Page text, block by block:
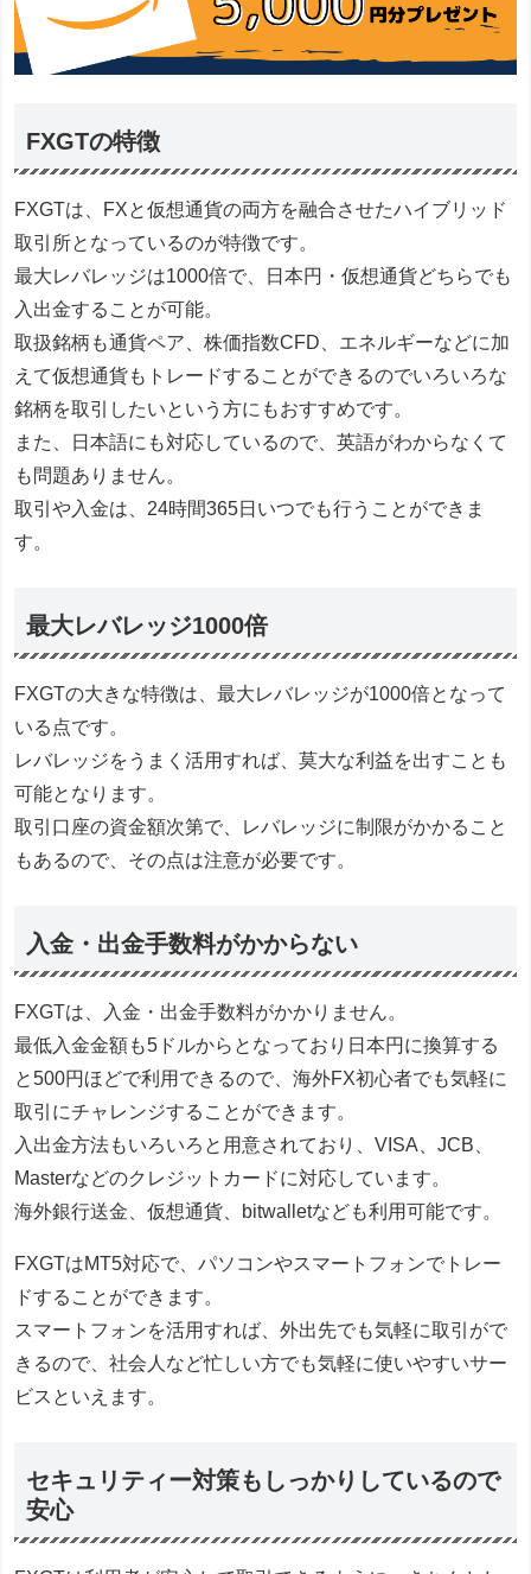
FXGTの特徴
FXGTは、FXと仮想通貨の両方を融合させたハイブリッド
取引所となっているのが特徴です。
最大レバレッジは1000倍で、日本円・仮想通貨どちらでも
入出金することが可能。
取扱銘柄も通貨ペア、株価指数CFD、エネルギーなどに加
えて仮想通貨もトレードすることができるのでいろいろな
銘柄を取引したいという方にもおすすめです。
また、日本語にも対応しているので、英語がわからなくて
も問題ありません。
取引や入金は、24時間365日いつでも行うことができま
す。
最大レバレッジ1000倍
FXGTの大きな特徴は、最大レバレッジが1000倍となって
いる点です。
レバレッジをうまく活用すれば、莫大な利益を出すことも
可能となります。
取引口座の資金額次第で、レバレッジに制限がかかること
もあるので、その点は注意が必要です。
入金・出金手数料がかからない
FXGTは、入金・出金手数料がかかりません。
最低入金金額も5ドルからとなっており日本円に換算する
と500円ほどで利用できるので、海外FX初心者でも気軽に
取引にチャレンジすることができます。
入出金方法もいろいろと用意されており、VISA、JCB、
Masterなどのクレジットカードに対応しています。
海外銀行送金、仮想通貨、bitwalletなども利用可能です。
FXGTはMT5対応で、パソコンやスマートフォンでトレー
ドすることができます。
スマートフォンを活用すれば、外出先でも気軽に取引がで
きるので、社会人など忙しい方でも気軽に使いやすいサー
ビスといえます。
セキュリティー対策もしっかりしているので
安心